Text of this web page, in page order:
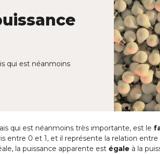
qui est néanmoins
qui est néanmoins très importante, est le
entre 0 et 1, et il représente la relation entre
la puissance apparente est égale à la